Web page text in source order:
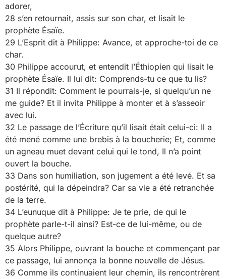
adorer,
28 s’en retournait, assis sur son char, et lisait le
prophète Ésaïe.
29 L’Esprit dit à Philippe: Avance, et approche-toi de ce
char.
30 Philippe accourut, et entendit l’Éthiopien qui lisait le
prophète Ésaïe. Il lui dit: Comprends-tu ce que tu lis?
31 Il répondit: Comment le pourrais-je, si quelqu’un ne
me guide? Et il invita Philippe à monter et à s’asseoir
avec lui.
32 Le passage de l’Écriture qu’il lisait était celui-ci: Il a
été mené comme une brebis à la boucherie; Et, comme
un agneau muet devant celui qui le tond, Il n’a point
ouvert la bouche.
33 Dans son humiliation, son jugement a été levé. Et sa
postérité, qui la dépeindra? Car sa vie a été retranchée
de la terre.
34 L’eunuque dit à Philippe: Je te prie, de qui le
prophète parle-t-il ainsi? Est-ce de lui-même, ou de
quelque autre?
35 Alors Philippe, ouvrant la bouche et commençant par
ce passage, lui annonça la bonne nouvelle de Jésus.
36 Comme ils continuaient leur chemin, ils rencontrèrent